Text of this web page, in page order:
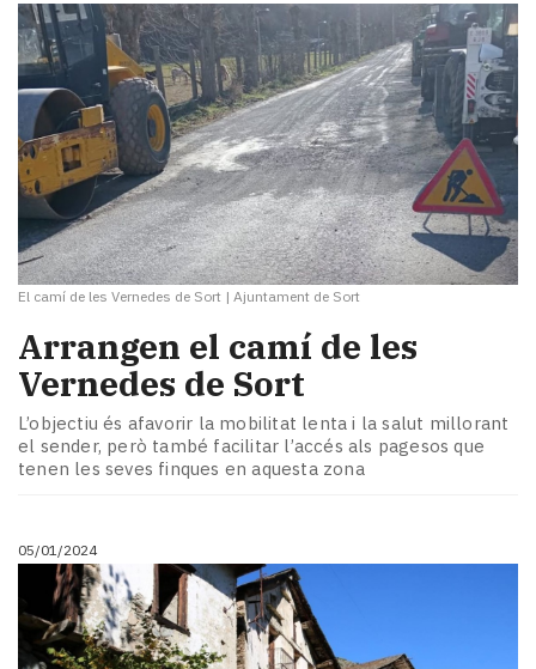
El camí de les Vernedes de Sort | Ajuntament de Sort
Arrangen el camí de les
Vernedes de Sort
L’objectiu és afavorir la mobilitat lenta i la salut millorant
el sender, però també facilitar l’accés als pagesos que
tenen les seves finques en aquesta zona
05/01/2024